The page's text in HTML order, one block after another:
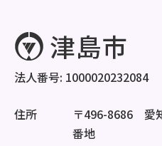
法人番号: 1000020232084
住所
〒496-8686 愛
番地